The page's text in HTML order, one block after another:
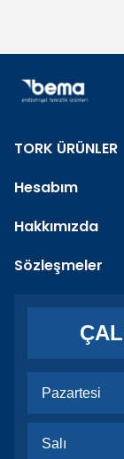
TORK ÜRÜNLER
Hesabım
Hakkımızda
Sözleşmeler
Pazartesi
Salı